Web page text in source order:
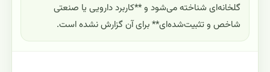
گلخانه‌ای شناخته می‌شود و **کاربرد دارویی یا صنعتی
شاخص و تثبیت‌شده‌ای** برای آن گزارش نشده است.